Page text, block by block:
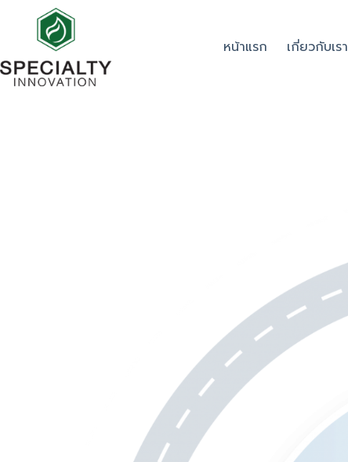
หน้าแรก เกี่ยวกับเรา